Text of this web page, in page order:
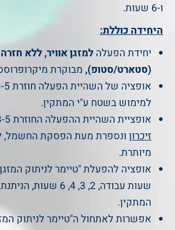
ו-6 שעות.
היחידה כוללת:
יחידת הפעלהלמזגן אוויר, ללא
(סטארט/סטופ), מבוקרת
למימוש בשטח ע"י המתקין.
אופציית השהיית ההפעלה החוזרת 3-5 דקות
זיכרון ונספרת מעת הפסקת החשמל,
מיותרת.
אופציה להפעלת "טיימר לניתוק
שעות עבודה, 2, 3, 4,
המתקין.
אפשרות לאתחול ה"טיימר לניתוק